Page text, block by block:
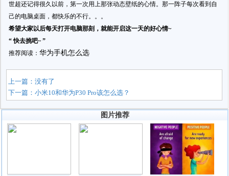
世超还记得很久以前，第一次用上那张动态壁纸的心情。那一阵子每次看到自
己的电脑桌面，都快乐的不行。。。
希望大家以后每天打开电脑那刻，就能开启这一天的好心情~
“ 快去挑吧~ ”
推荐阅读： 华为手机怎么选
上一篇：没有了
下一篇：小米10和华为P30 Pro该怎么选？
图片推荐